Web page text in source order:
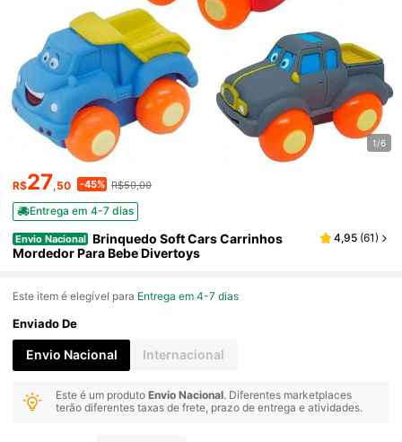
1/6
R$27,50 -45% R$50,00
Entrega em 4-7 dias
Envio Nacional Brinquedo Soft Cars Carrinhos
Mordedor Para Bebe Divertoys
4,95 (61)
Este item é elegível para Entrega em 4-7 dias
Enviado De
Envio Nacional Internacional
Este é um produtoEnvio Nacional. Diferentes marketplaces
terão diferentes taxas de frete, prazo de entrega e atividades.